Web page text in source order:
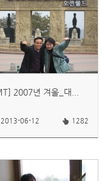
2007년 겨울_대...
2013-06-12 1282